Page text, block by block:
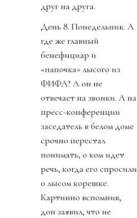
друг на друга.
День 8. Понедельник. А
где же главный
бенефициар и
«папочка» лысого из
ФИФА? А он не
отвечает на звонки. А на
пресс-конференции
заседатель в белом доме
срочно перестал
понимать, о ком идет
речь, когда его спросили
о лысом корешке.
Картинно вспомнив,
дон заявил, что не